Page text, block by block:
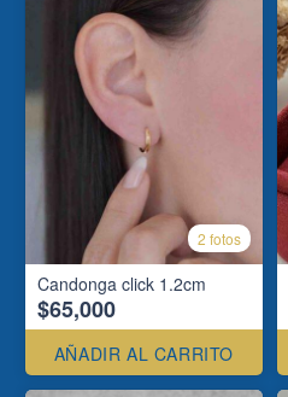
2 fotos
Candonga click 1.2cm
$65,000
AÑADIR AL CARRITO